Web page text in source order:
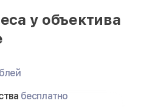
у объектива
бесплатно